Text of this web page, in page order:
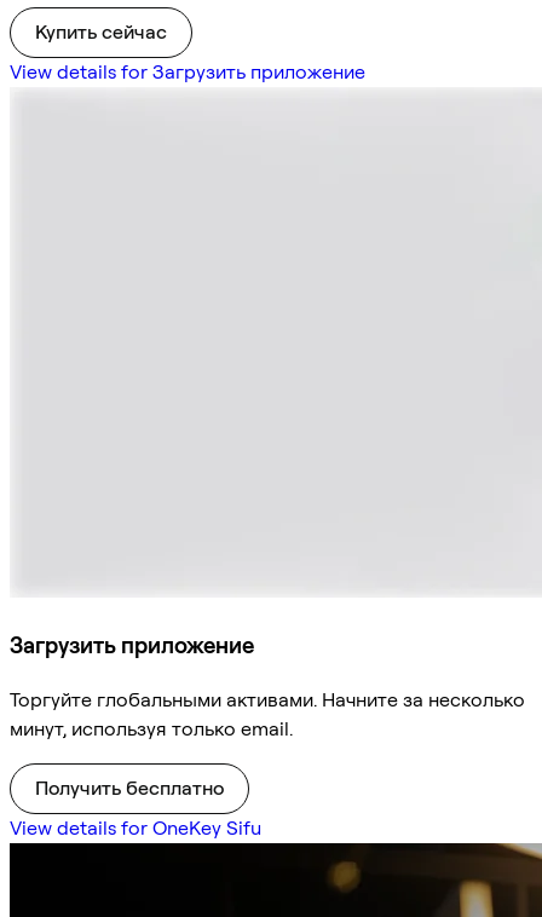
Купить сейчас
View details for Загрузить приложение
Загрузить приложение
Торгуйте глобальными активами. Начните за несколько
минут, используя только email.
Получить бесплатно
View details for OneKey Sifu